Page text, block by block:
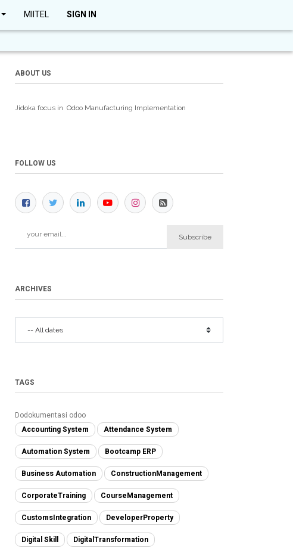
MIITEL SIGN IN
ABOUT US
Jidoka focus in Odoo Manufacturing Implementation
FOLLOW US
Subscribe
ARCHIVES
TAGS
Dodokumentasi odoo
Accounting System
Attendance System
Automation System Bootcamp ERP
Business Automation ConstructionManagement
CorporateTraining CourseManagement
CustomsIntegration DeveloperProperty
Digital Skill DigitalTransformation